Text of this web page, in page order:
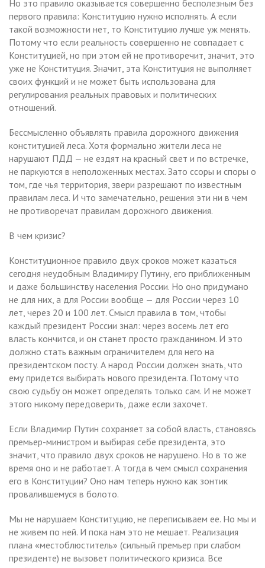
Но это правило оказывается совершенно бесполезным без
первого правила: Конституцию нужно исполнять. А если
такой возможности нет, то Конституцию лучше уж менять.
Потому что если реальность совершенно не совпадает с
Конституцией, но при этом ей не противоречит, значит, это
уже не Конституция. Значит, эта Конституция не выполняет
своих функций и не может быть использована для
регулирования реальных правовых и политических
отношений.
Бессмысленно объявлять правила дорожного движения
конституцией леса. Хотя формально жители леса не
нарушают ПДД — не ездят на красный свет и по встречке,
не паркуются в неположенных местах. Зато ссоры и споры о
том, где чья территория, звери разрешают по известным
правилам леса. И что замечательно, решения эти ни в чем
не противоречат правилам дорожного движения.
В чем кризис?
Конституционное правило двух сроков может казаться
сегодня неудобным Владимиру Путину, его приближенным
и даже большинству населения России. Но оно придумано
не для них, а для России вообще — для России через 10
лет, через 20 и 100 лет. Смысл правила в том, чтобы
каждый президент России знал: через восемь лет его
власть кончится, и он станет просто гражданином. И это
должно стать важным ограничителем для него на
президентском посту. А народ России должен знать, что
ему придется выбирать нового президента. Потому что
свою судьбу он может определять только сам. И не может
этого никому передоверить, даже если захочет.
Если Владимир Путин сохраняет за собой власть, становясь
премьер-министром и выбирая себе президента, это
значит, что правило двух сроков не нарушено. Но в то же
время оно и не работает. А тогда в чем смысл сохранения
его в Конституции? Оно нам теперь нужно как зонтик
провалившемуся в болото.
Мы не нарушаем Конституцию, не переписываем ее. Но мы и
не живем по ней. И пока нам это не мешает. Реализация
плана «местоблюститель» (сильный премьер при слабом
президенте) не вызовет политического кризиса. Все